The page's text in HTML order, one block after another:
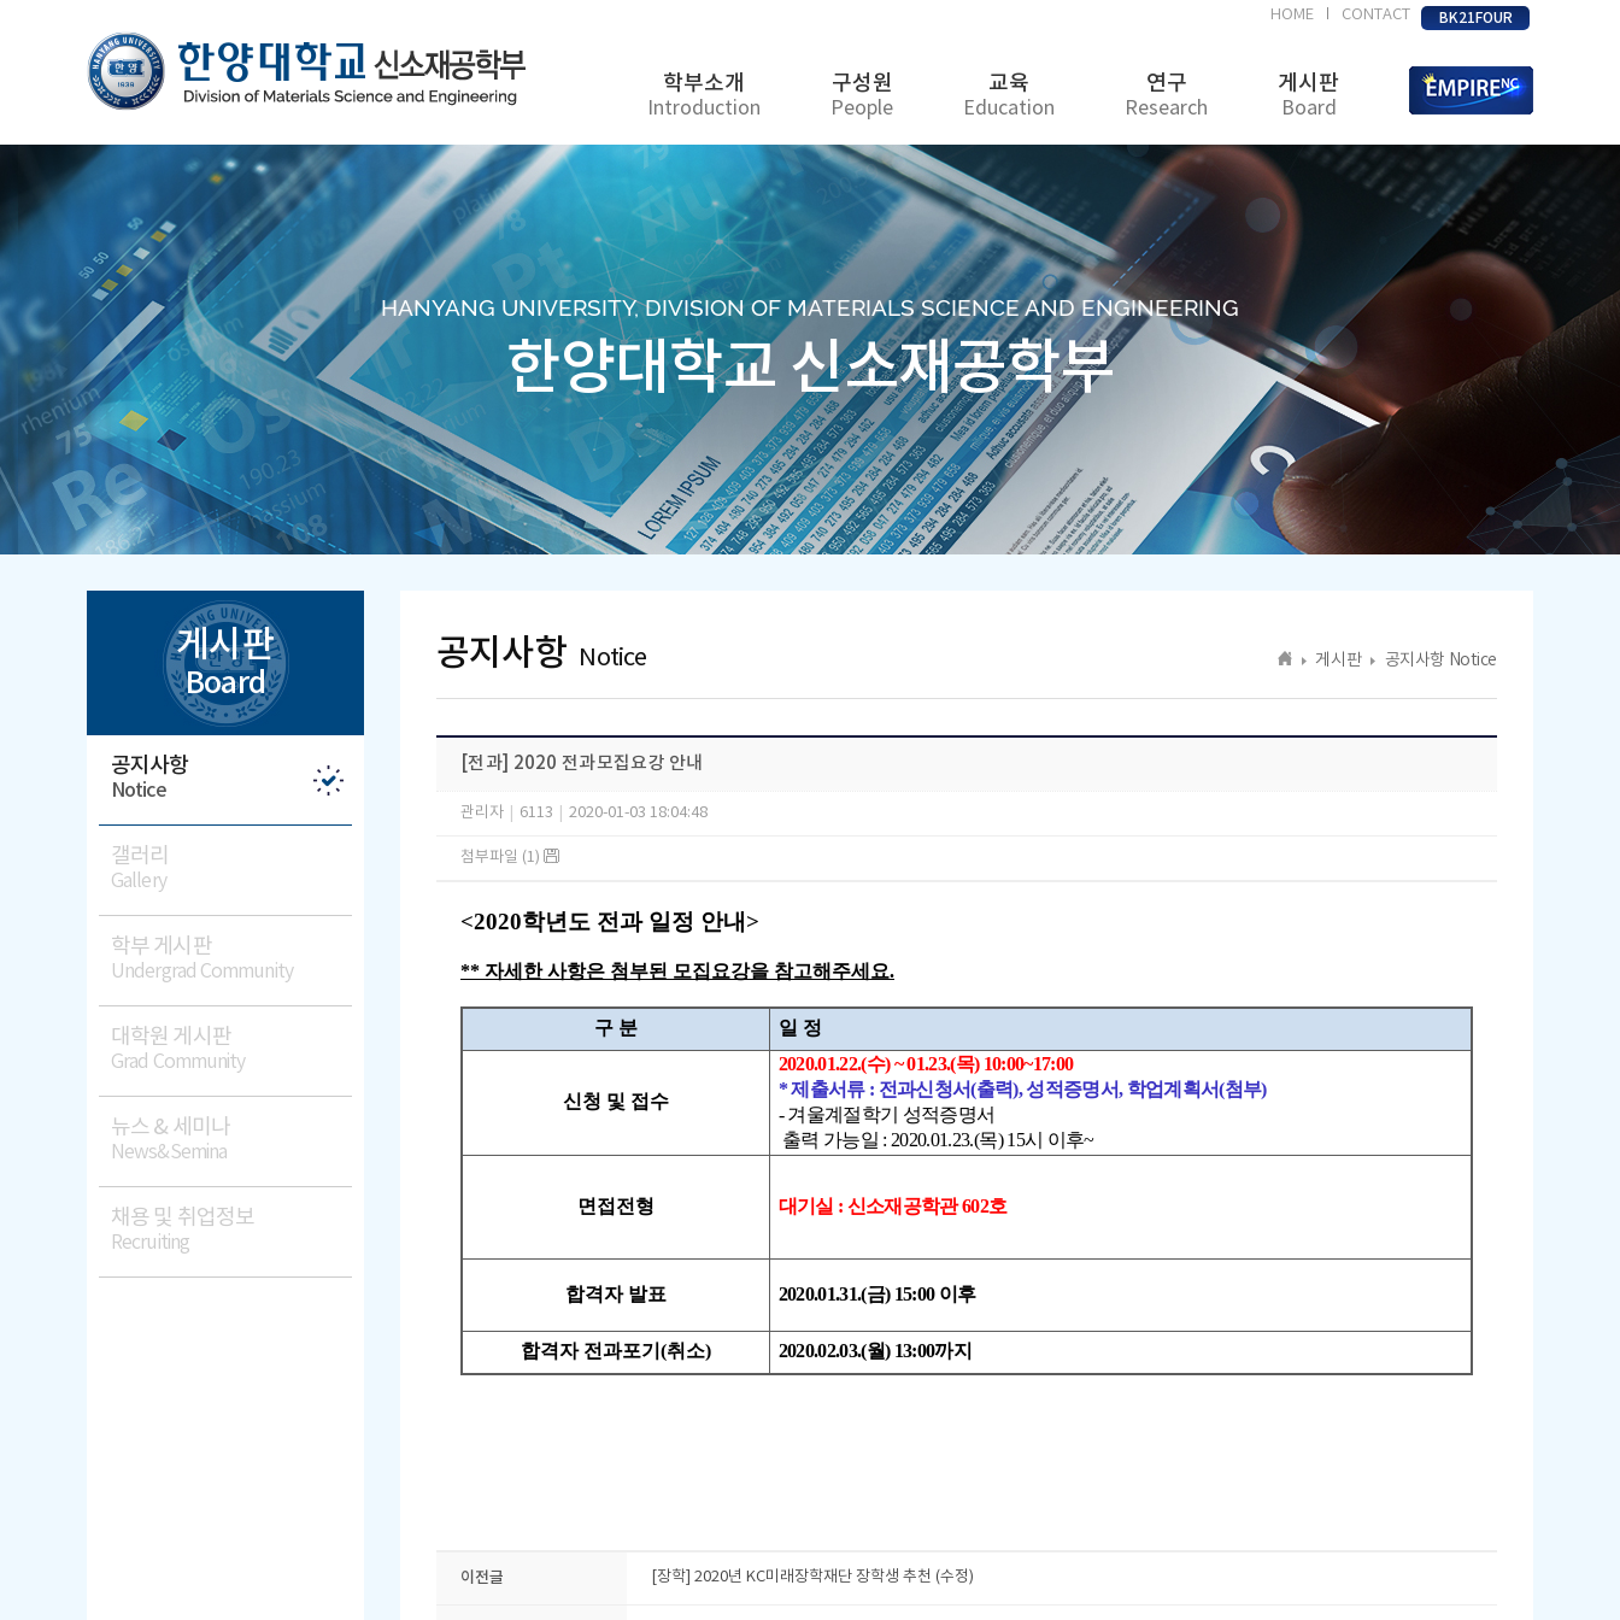
HOME CONTACT BK21FOUR
학부소개
Introduction
구성원
People
교육
Education
연구
Research
게시판
Board
HANYANG UNIVERSITY, DIVISION OF MATERIALS SCIENCE AND ENGINEERING
한양대학교 신소재공학부
게시판
Board
공지사항
Notice
갤러리
Gallery
학부 게시판
Undergrad Community
대학원 게시판
Grad Community
뉴스 & 세미나
News&Semina
채용 및 취업정보
Recruiting
공지사항 Notice 게시판 공지사항 Notice
[전과] 2020 전과모집요강 안내
관리자 6113 2020-01-03 18:04:48
첨부파일 (1)
<2020학년도 전과 일정 안내>
** 자세한 사항은 첨부된 모집요강을 참고해주세요.
구 분 일 정
신청 및 접수
2020.01.22.(수) ~ 01.23.(목) 10:00~17:00
* 제출서류 : 전과신청서(출력), 성적증명서, 학업계획서(첨부)
-겨울계절학기 성적증명서
출력 가능일 : 2020.01.23.(목) 15시 이후~
면접전형 대기실 : 신소재공학관 602호
합격자 발표 2020.01.31.(금) 15:00 이후
합격자 전과포기 (취소) 2020.02.03.(월) 13:00까지
이전글 [장학] 2020년 KC미래장학재단 장학생 추천 (수정)